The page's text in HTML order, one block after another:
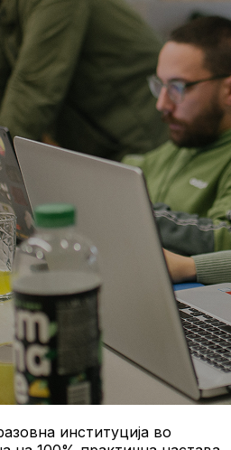
институција во